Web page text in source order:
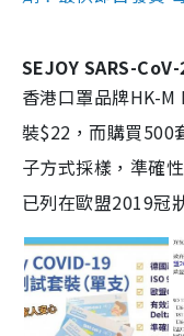
SEJOY SARS-
香港口罩品牌HK-
裝$22，而購買500
子方式採樣，準確
已列在歐盟2019冠